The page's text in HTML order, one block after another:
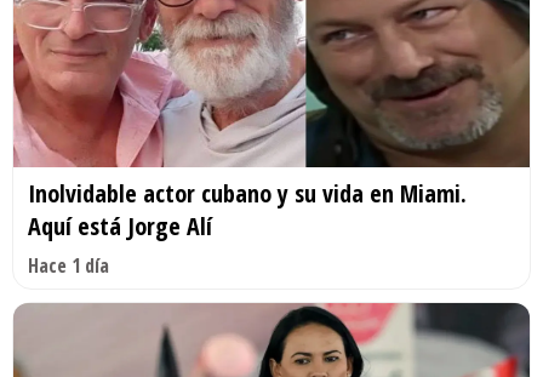
Inolvidable actor cubano y su vida en Miami.
Aquí está Jorge Alí
Hace 1 día